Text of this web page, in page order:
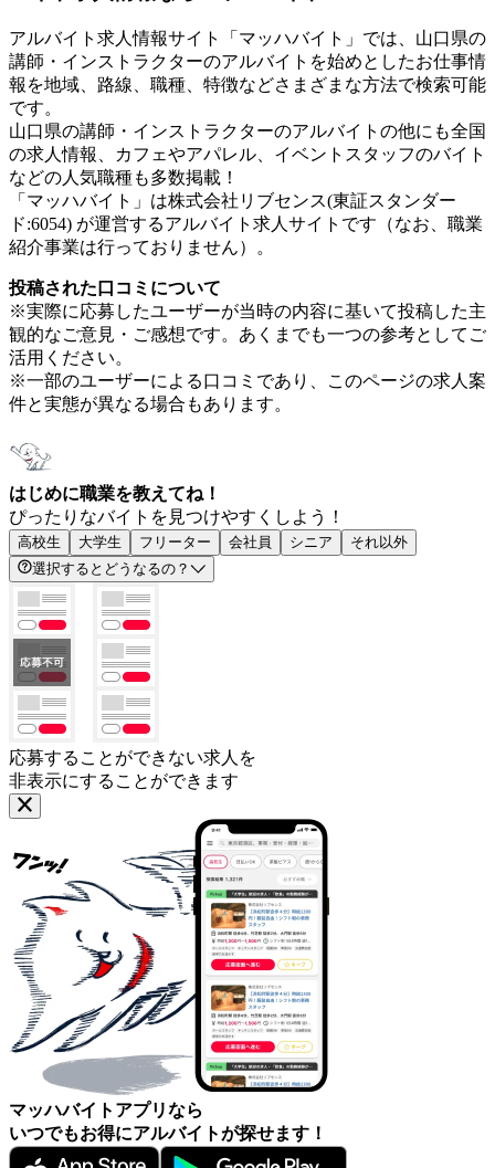
アルバイト求人情報サイト「マッハバイト」では、山口県の
講師・インストラクターのアルバイトを始めとしたお仕事情
報を地域、路線、職種、特徴などさまざまな方法で検索可能
です。
山口県の講師・インストラクターのアルバイトの他にも全国
の求人情報、カフェやアパレル、イベントスタッフのバイト
などの人気職種も多数掲載！
「マッハバイト」は株式会社リブセンス(東証スタンダー
ド:6054) が運営するアルバイト求人サイトです（なお、職業
紹介事業は行っておりません）。
投稿された口コミについて
※実際に応募したユーザーが当時の内容に基いて投稿した主
観的なご意見・ご感想です。あくまでも一つの参考としてご
活用ください。
※一部のユーザーによる口コミであり、このページの求人案
件と実態が異なる場合もあります。
はじめに職業を教えてね！
ぴったりなバイトを見つけやすくしよう！
高校生 大学生 フリーター 会社員 シニア
それ以外
選択するとどうなるの？
応募することができない求人を
非表示にすることができます
マッハバイトアプリなら
いつでもお得にアルバイトが探せます！